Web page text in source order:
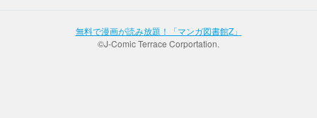
無料で漫画が読み放題！「マンガ図書館Z」
©J-Comic Terrace Corportation.